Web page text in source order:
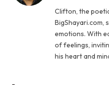
Clifton, the
BigShayari.com,
emotions. With
of feelings,
his heart and